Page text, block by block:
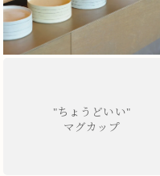
"ちょうどいい"
マグカップ